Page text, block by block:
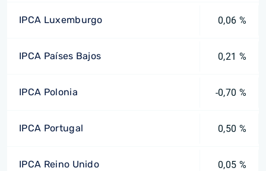
IPCA Luxemburgo 0,06 %
IPCA Países Bajos 0,21 %
IPCA Polonia -0,70 %
IPCA Portugal 0,50 %
IPCA Reino Unido 0,05 %